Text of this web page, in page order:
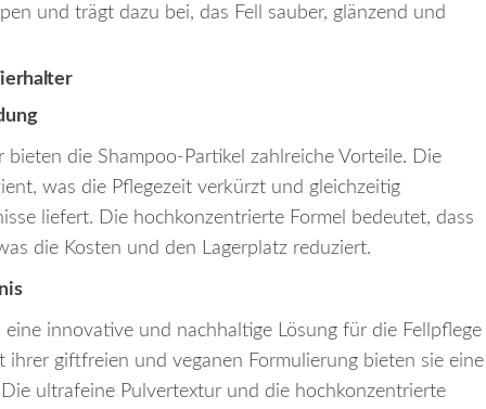
und trägt dazu bei, das Fell sauber, glänzend und
die Shampoo-Partikel zahlreiche Vorteile. Die
was die Pflegezeit verkürzt und gleichzeitig
liefert. Die hochkonzentrierte Formel bedeutet, dass
die Kosten und den Lagerplatz reduziert.
innovative und nachhaltige Lösung für die Fellpflege
giftfreien und veganen Formulierung bieten sie eine
ultrafeine Pulvertextur und die hochkonzentrierte